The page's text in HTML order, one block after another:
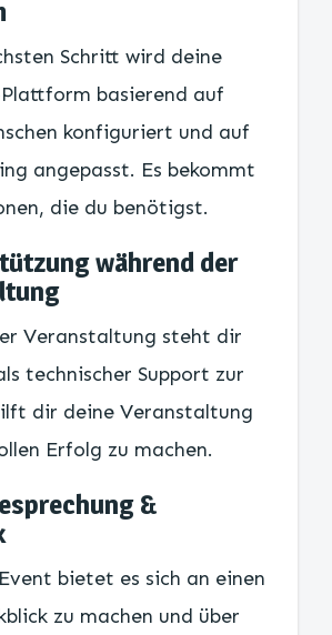
Schritt wird deine
basierend auf
konfiguriert und auf
angepasst. Es bekommt
die du benötigst.
während der
Veranstaltung steht dir
technischer Support zur
dir deine Veranstaltung
Erfolg zu machen.
&
bietet es sich an einen
zu machen und über